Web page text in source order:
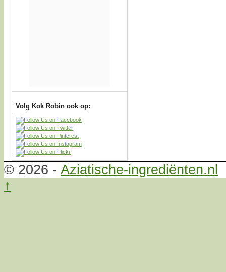
Volg Kok Robin ook op:
© 2026 - Aziatische-ingrediënten.nl
↑